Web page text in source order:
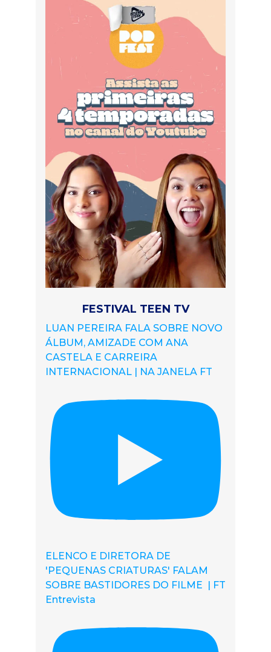
FESTIVAL TEEN TV
LUAN PEREIRA FALA SOBRE NOVO
ÁLBUM, AMIZADE COM ANA
CASTELA E CARREIRA
INTERNACIONAL | NA JANELA FT
ELENCO E DIRETORA DE
'PEQUENAS CRIATURAS' FALAM
SOBRE BASTIDORES DO FILME | FT
Entrevista